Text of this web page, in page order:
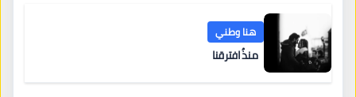
هنا وطني
منذُ افترقنا